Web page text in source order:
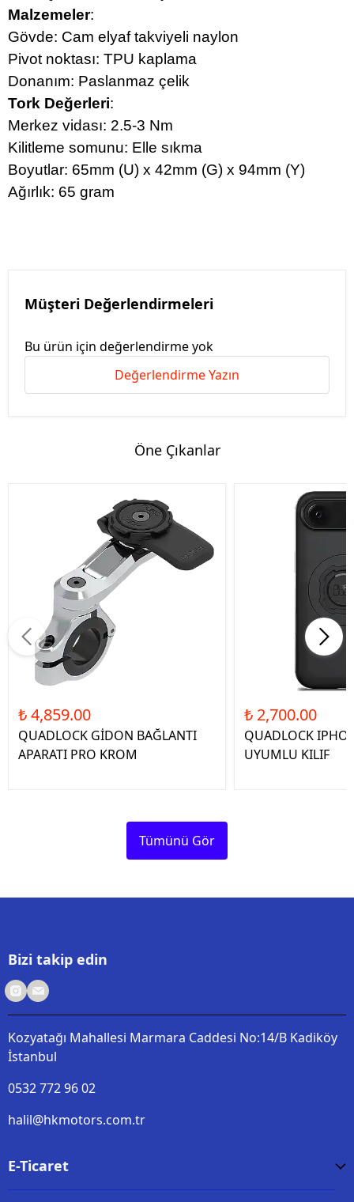
Malzemeler:
Gövde: Cam elyaf takviyeli naylon
Pivot noktası: TPU kaplama
Donanım: Paslanmaz çelik
Tork Değerleri:
Merkez vidası: 2.5-3 Nm
Kilitleme somunu: Elle sıkma
Boyutlar: 65mm (U) x 42mm (G) x 94mm (Y)
Ağırlık: 65 gram
Müşteri Değerlendirmeleri
Bu ürün için değerlendirme yok
Değerlendirme Yazın
Öne Çıkanlar
₺ 4,859.00
QUADLOCK GİDON BAĞLANTI
APARATI PRO KROM
₺ 2,700.00
QUADLOCK
UYUMLU KILIF
Tümünü Gör
Bizi takip edin
Kozyatağı Mahallesi Marmara Caddesi No:14/B Kadiköy
İstanbul
0532 772 96 02
halil@hkmotors.com.tr
E-Ticaret